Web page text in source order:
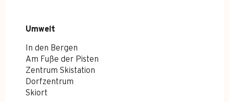
Umwelt
Umwelt
In den Bergen
Am Fuße der Pisten
Zentrum Skistation
Dorfzentrum
Skiort